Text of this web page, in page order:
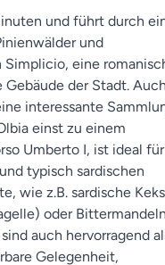
und führt durch
und
Simplicio, eine
Gebäude der Stadt. Auch
interessante
einst zu einem
Umberto I, ist ideal für
typisch sardischen
wie z.B. sardische
oder Bittermandeln
auch hervorragend
Gelegenheit,